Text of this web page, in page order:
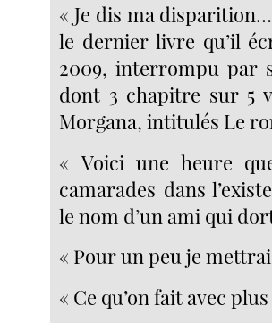
« Je dis ma
le dernier livre qu’il
2009, interrompu par
dont 3 chapitre sur 5
Morgana, intitulés Le
« Voici une heure
camarades dans
le nom d’un ami qui
« Pour un peu je
« Ce qu’on fait avec